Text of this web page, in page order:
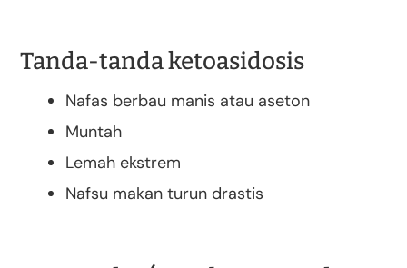
Tanda-tanda ketoasidosis
Nafas berbau manis atau aseton
Muntah
Lemah ekstrem
Nafsu makan turun drastis